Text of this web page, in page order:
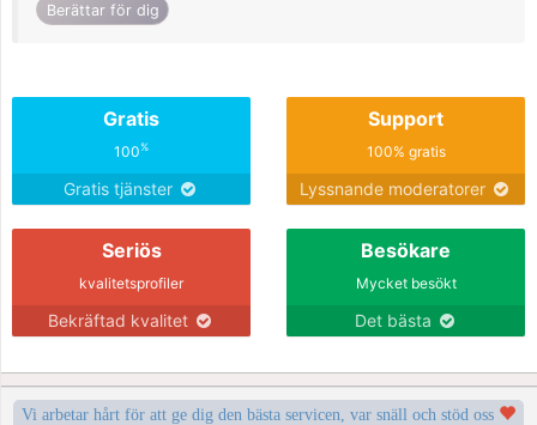
Berättar för dig
Gratis
100%
Gratis tjänster
Support
100% gratis
Lyssnande moderatorer
Seriös
kvalitetsprofiler
Bekräftad kvalitet
Besökare
Mycket besökt
Det bästa
Vi arbetar hårt för att ge dig den bästa servicen, var snäll och stöd oss